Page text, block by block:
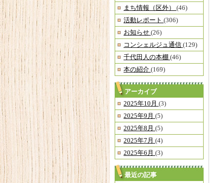
まち情報（区外） (46)
活動レポート (306)
お知らせ (26)
コンシェルジュ通信 (129)
千代田人の本棚 (46)
本の紹介 (169)
アーカイブ
2025年10月 (3)
2025年9月 (5)
2025年8月 (5)
2025年7月 (4)
2025年6月 (3)
最近の記事